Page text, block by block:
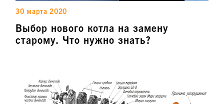
30 марта 2020
Выбор нового котла на замену
старому. Что нужно знать?